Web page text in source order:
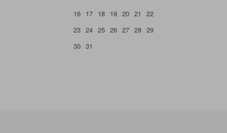
16 17 18 19 20 21
22
23 24 25 26 27 28 29
30 31